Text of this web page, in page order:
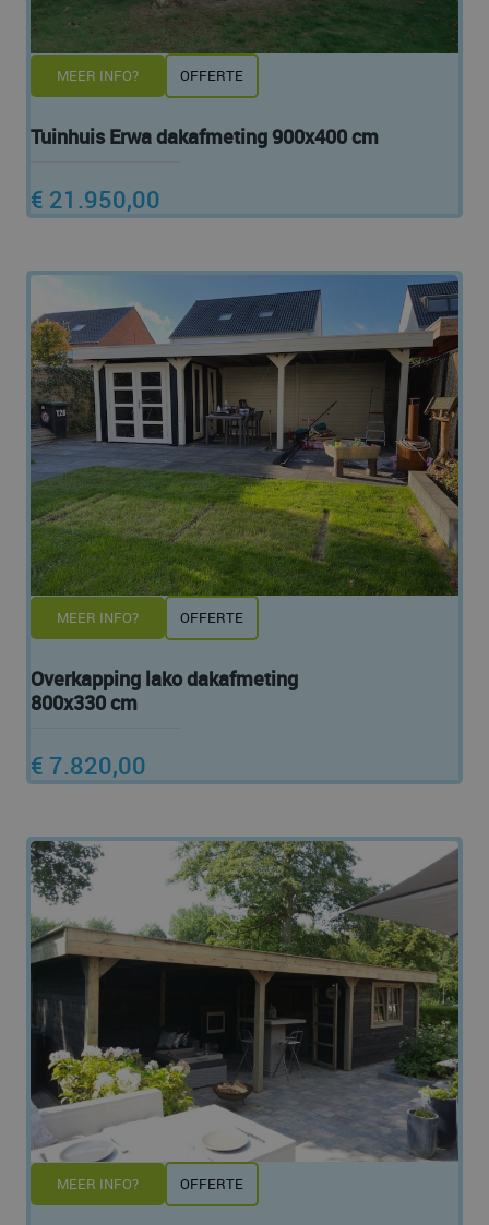
MEER INFO? OFFERTE
Tuinhuis Erwa dakafmeting 900x400 cm
€ 21.950,00
MEER INFO? OFFERTE
Overkapping lako dakafmeting
800x330 cm
€ 7.820,00
MEER INFO? OFFERTE